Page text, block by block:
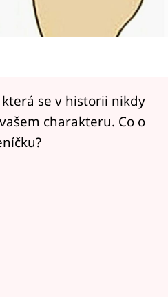
se v historii nikdy
charakteru. Co o